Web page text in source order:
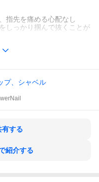
指先を痛める心配なし
しっかり掴んで抜くことが
す
プ、シャベル
有する
紹介する